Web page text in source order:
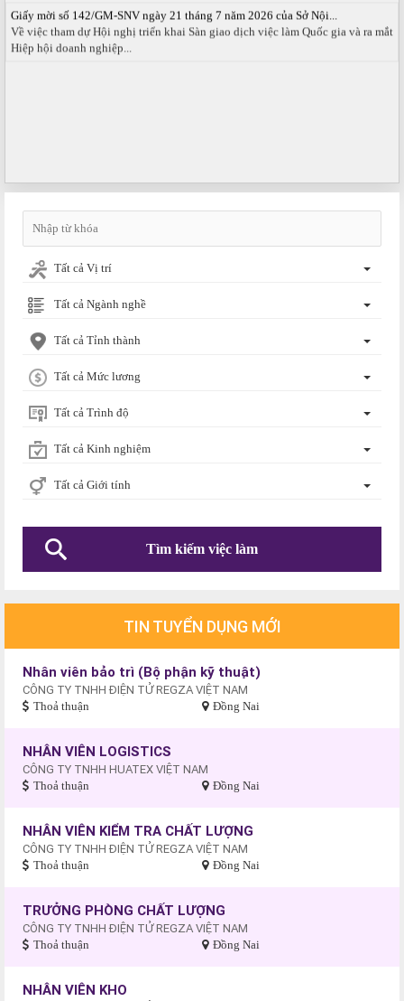
Về việc tham dự Hội nghị triển khai Sàn giao dịch việc làm Quốc gia và ra mắt
Hiệp hội doanh nghiệp...
Tất cả Vị trí
Tất cả Ngành nghề
Tất cả Tỉnh thành
Tất cả Mức lương
Tất cả Trình độ
Tất cả Kinh nghiệm
Tất cả Giới tính
TIN TUYỂN DỤNG MỚI
Nhân viên bảo trì (Bộ phận kỹ thuật)
CÔNG TY TNHH ĐIỆN TỬ REGZA VIỆT NAM
Thoả thuận Đồng Nai
NHÂN VIÊN LOGISTICS
CÔNG TY TNHH HUATEX VIỆT NAM
Thoả thuận Đồng Nai
NHÂN VIÊN KIỂM TRA CHẤT LƯỢNG
CÔNG TY TNHH ĐIỆN TỬ REGZA VIỆT NAM
Thoả thuận Đồng Nai
TRƯỞNG PHÒNG CHẤT LƯỢNG
CÔNG TY TNHH ĐIỆN TỬ REGZA VIỆT NAM
Thoả thuận Đồng Nai
NHÂN VIÊN KHO